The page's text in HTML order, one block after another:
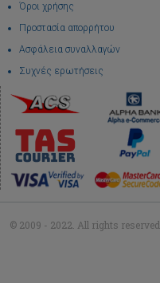
Όροι χρήσης
Προστασία απορρήτου
Ασφάλεια συναλλαγών
Συχνές ερωτήσεις
© 2009 - 2022. All rights reserved